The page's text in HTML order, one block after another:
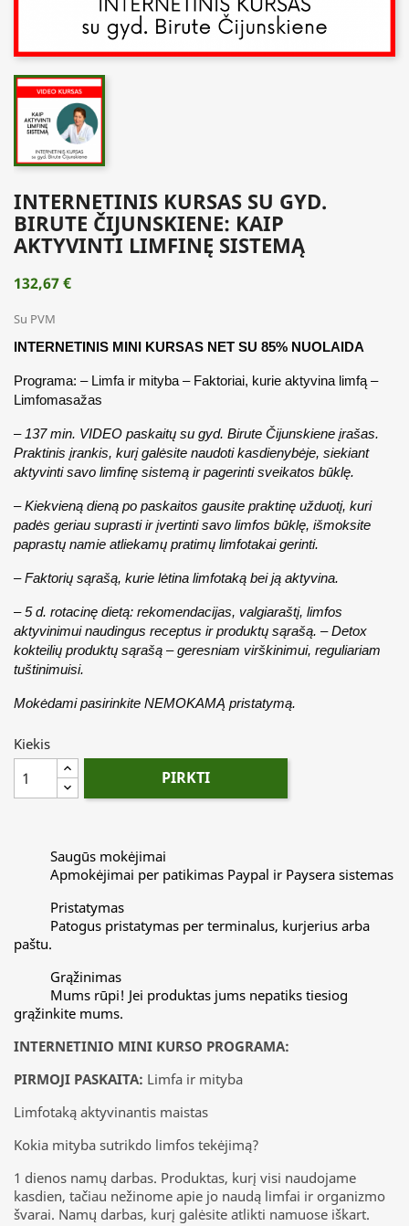
INTERNETINIS KURSAS SU GYD.
BIRUTE ČIJUNSKIENE: KAIP
AKTYVINTI LIMFINĘ SISTEMĄ
132,67 €
Su PVM
INTERNETINIS MINI KURSAS NET SU 85% NUOLAIDA
Programa: – Limfa ir mityba – Faktoriai, kurie aktyvina limfą –
Limfomasažas
– 137 min. VIDEO paskaitų su gyd. Birute Čijunskiene įrašas.
Praktinis įrankis, kurį galėsite naudoti kasdienybėje, siekiant
aktyvinti savo limfinę sistemą ir pagerinti sveikatos būklę.
– Kiekvieną dieną po paskaitos gausite praktinę užduotį, kuri
padės geriau suprasti ir įvertinti savo limfos būklę, išmoksite
paprastų namie atliekamų pratimų limfotakai gerinti.
– Faktorių sąrašą, kurie lėtina limfotaką bei ją aktyvina.
– 5 d. rotacinę dietą: rekomendacijas, valgiaraštį, limfos
aktyvinimui naudingus receptus ir produktų sąrašą. – Detox
kokteilių produktų sąrašą – geresniam virškinimui, reguliariam
tuštinimuisi.
Mokėdami pasirinkite NEMOKAMĄ pristatymą.
Kiekis
PIRKTI
Saugūs mokėjimai
Apmokėjimai per patikimas Paypal ir Paysera sistemas
Pristatymas
Patogus pristatymas per terminalus, kurjerius arba
paštu.
Grąžinimas
Mums rūpi! Jei produktas jums nepatiks tiesiog
grąžinkite mums.
INTERNETINIO MINI KURSO PROGRAMA:
PIRMOJI PASKAITA: Limfa ir mityba
Limfotaką aktyvinantis maistas
Kokia mityba sutrikdo limfos tekėjimą?
1 dienos namų darbas. Produktas, kurį visi naudojame
kasdien, tačiau nežinome apie jo naudą limfai ir organizmo
švarai. Namų darbas, kurį galėsite atlikti namuose iškart.